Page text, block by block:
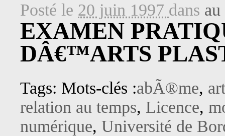
Posté le 20 juin 1997 dans
EXAMEN
DÂ€™ARTS
Tags: Mots-clés :abÃ®me,
relation au temps, Licence,
numérique, Université de